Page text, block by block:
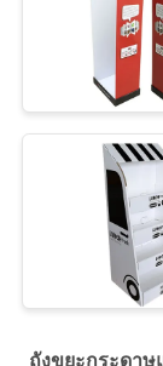
ถังขยะกระดาษ